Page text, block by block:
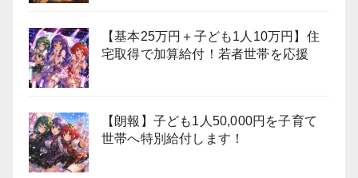
【基本25万円＋子ども1人10万円】住
宅取得で加算給付！若者世帯を応援
【朗報】子ども1人50,000円を子育て
世帯へ特別給付します！